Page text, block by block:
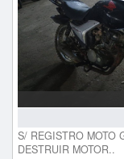
S/ REGISTRO MOTO
DESTRUIR MOTOR..